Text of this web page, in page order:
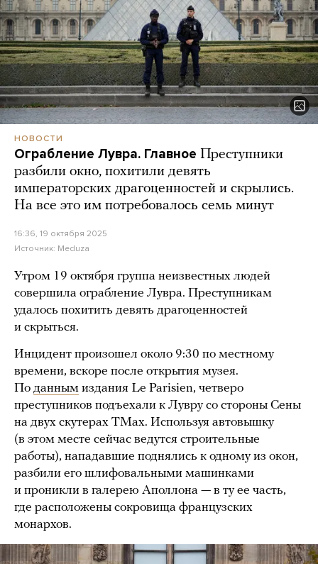
НОВОСТИ
Ограбление Лувра. Главное Преступники
разбили окно, похитили девять
императорских драгоценностей и скрылись.
На все это им потребовалось семь минут
16:36, 19 октября 2025
Источник: Meduza
Утром 19 октября группа неизвестных людей
совершила ограбление Лувра. Преступникам
удалось похитить девять драгоценностей
и скрыться.
Инцидент произошел около 9:30 по местному
времени, вскоре после открытия музея.
По данным издания Le Parisien, четверо
преступников подъехали к Лувру со стороны Сены
на двух скутерах TMax. Используя автовышку
(в этом месте сейчас ведутся строительные
работы), нападавшие поднялись к одному из окон,
разбили его шлифовальными машинками
и проникли в галерею Аполлона — в ту ее часть,
где расположены сокровища французских
монархов.